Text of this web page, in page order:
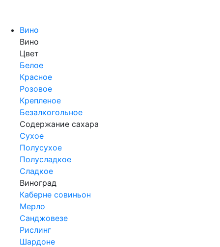
Вино
Вино
Цвет
Белое
Красное
Розовое
Крепленое
Безалкогольное
Содержание сахара
Сухое
Полусухое
Полусладкое
Сладкое
Виноград
Каберне совиньон
Мерло
Санджовезе
Рислинг
Шардоне